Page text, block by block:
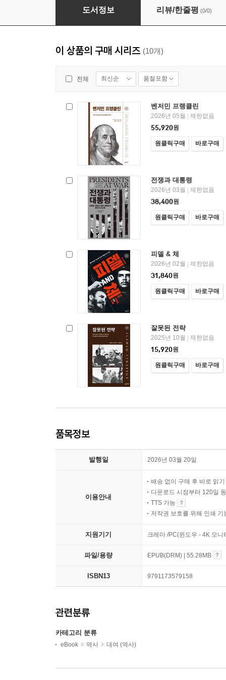
[단독 대여] 전쟁과 대통령
도서정보 리뷰/한줄평 (0/0)
이 상품의 구매 시리즈 (10개)
전체 최신순 품절포함
벤저민 프랭클린
2026년 05월 | 제한없음
55,920원
원클릭구매 바로구매
전쟁과 대통령
2026년 03월 | 제한없음
38,400원
원클릭구매 바로구매
피델 & 체
2026년 02월 | 제한없음
31,840원
원클릭구매 바로구매
잘못된 전략
2025년 10월 | 제한없음
15,920원
원클릭구매 바로구매
품목정보
발행일 2026년 03월 20일
이용안내
배송 없이 구매 후 바로 읽기
다운로드 시점부터 120일
TTS 가능
저작권 보호를 위해 인쇄 기
지원기기 크레마 /PC(윈도우 - 4K 모
파일/용량 EPUB(DRM) | 55.28MB
ISBN13 9791173579158
관련분류
카테고리 분류
eBook 역사 대여 (역사)